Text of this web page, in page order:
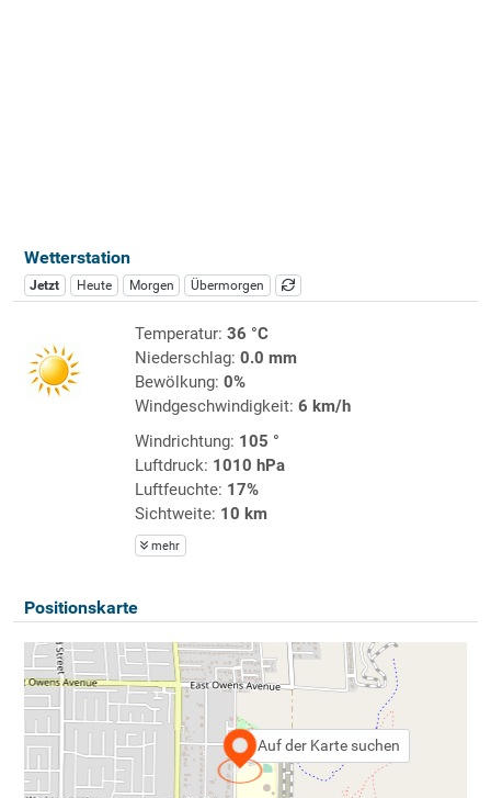
Wetterstation
Jetzt Heute Morgen Übermorgen
Temperatur: 36 °C
Niederschlag: 0.0 mm
Bewölkung: 0%
Windgeschwindigkeit: 6 km/h
Windrichtung: 105 °
Luftdruck: 1010 hPa
Luftfeuchte: 17%
Sichtweite: 10 km
mehr
Positionskarte
Auf der Karte suchen